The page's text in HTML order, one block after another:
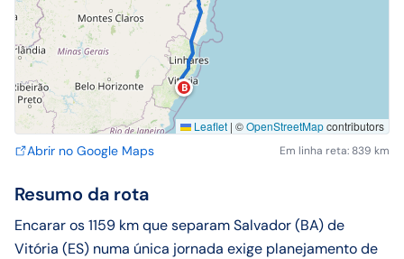
B
Leaflet | ©OpenStreetMapcontributors
Abrir no Google Maps Em linha reta: 839 km
Resumo da rota
Encarar os 1159 km que separam Salvador (BA) de
Vitória (ES) numa única jornada exige planejamento de